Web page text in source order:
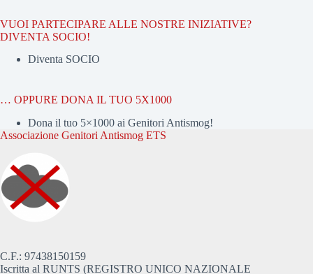
VUOI PARTECIPARE ALLE NOSTRE INIZIATIVE?
DIVENTA SOCIO!
Diventa SOCIO
… OPPURE DONA IL TUO 5X1000
Dona il tuo 5×1000 ai Genitori Antismog!
Associazione Genitori Antismog ETS
C.F.: 97438150159
Iscritta al RUNTS (REGISTRO UNICO NAZIONALE